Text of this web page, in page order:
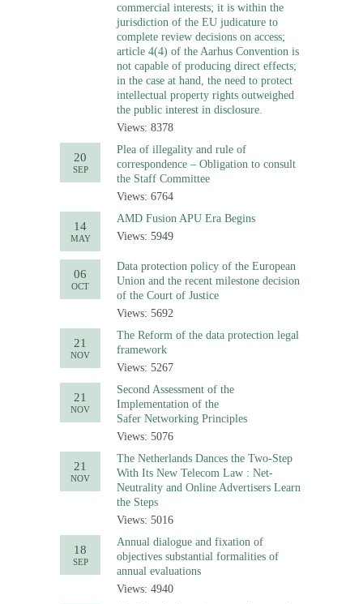
commercial interests; it is within the
jurisdiction of the EU judicature to
complete review decisions on access;
article 4(4) of the Aarhus Convention is
not capable of producing direct effects;
in the case at hand, the need to protect
intellectual property rights outweighed
the public interest in disclosure.
Views: 8378
20
SEP
Plea of illegality and rule of
correspondence – Obligation to consult
the Staff Committee
Views: 6764
14
MAY
AMD Fusion APU Era Begins
Views: 5949
06
OCT
Data protection policy of the European
Union and the recent milestone decision
of the Court of Justice
Views: 5692
21
NOV
The Reform of the data protection legal
framework
Views: 5267
21
NOV
Second Assessment of the
Implementation of the
Safer Networking Principles
Views: 5076
21
NOV
The Netherlands Dances the Two-Step
With Its New Telecom Law : Net-
Neutrality and Online Advertisers Learn
the Steps
Views: 5016
18
SEP
Annual dialogue and fixation of
objectives substantial formalities of
annual evaluations
Views: 4940